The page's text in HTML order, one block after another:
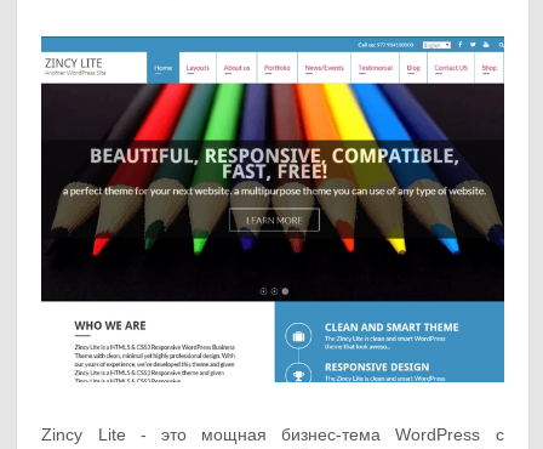
Zincy Lite - это мощная бизнес-тема WordPress с